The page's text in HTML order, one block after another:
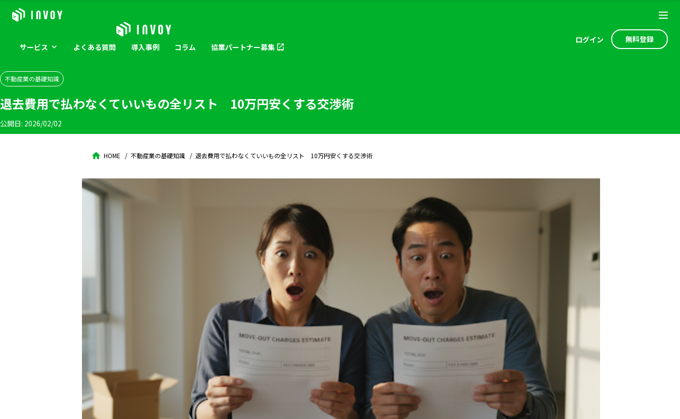
サービス よくある質問 導入事例 コラム 協業パートナー募集
ログイン 無料登録
不動産業の基礎知識
退去費用で払わなくていいもの全リスト 10万円安くする交渉術
公開日: 2026/02/02
HOME 不動産業の基礎知識 退去費用で払わなくていいもの全リスト 10万円安くする交渉術